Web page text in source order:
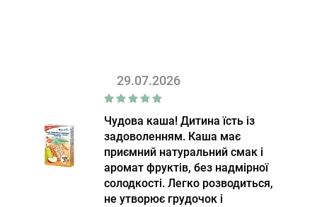
29.07.2026
Чудова каша! Дитина їсть із
задоволенням. Каша має
приємний натуральний смак і
аромат фруктів, без надмірної
солодкості. Легко розводиться,
не утворює грудочок і